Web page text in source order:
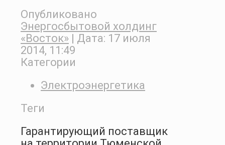
Опубликовано
Энергосбытовой холдинг
«Восток»
| Дата: 17 июля
2014, 11:49
Категории
Электроэнергетика
Теги
Гарантирующий поставщик